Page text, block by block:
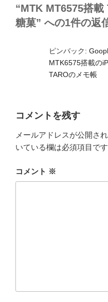
“MTK MT6575搭
糖菓” への1件の返
ピンバック:
MTK6575搭載の
TAROのメモ帳
コメントを残す
メールアドレスが公開さ
いている欄は必須項目です
コメント ※